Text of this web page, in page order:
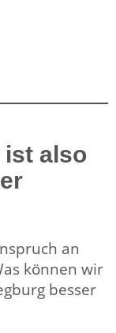
ist also
an
können wir
besser